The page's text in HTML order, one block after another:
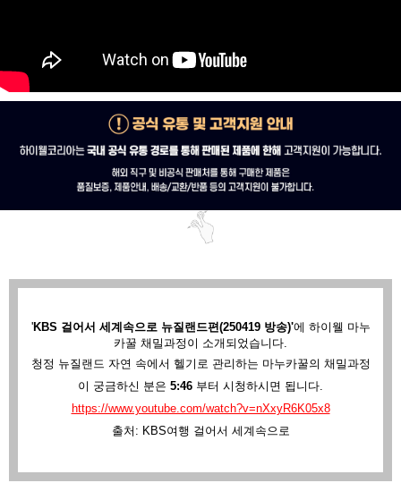
'KBS 걸어서 세계속으로 뉴질랜드편(250419 방송)'에 하이웰 마누
카꿀 채밀과정이 소개되었습니다.
청정 뉴질랜드 자연 속에서 헬기로 관리하는 마누카꿀의 채밀과정
이 궁금하신 분은 5:46 부터 시청하시면 됩니다.
https://www.youtube.com/watch?v=nXxyR6K05x8
출처: KBS여행 걸어서 세계속으로